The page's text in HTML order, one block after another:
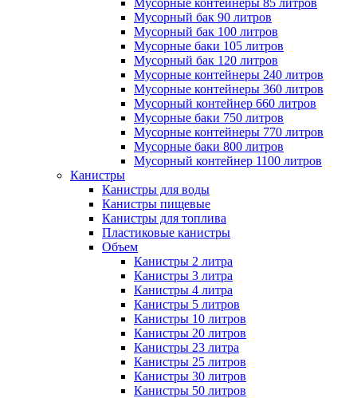
Мусорный бак 90 литров
Мусорный бак 100 литров
Мусорные баки 105 литров
Мусорный бак 120 литров
Мусорные контейнеры 240 литров
Мусорные контейнеры 360 литров
Мусорный контейнер 660 литров
Мусорные баки 750 литров
Мусорные контейнеры 770 литров
Мусорные баки 800 литров
Мусорный контейнер 1100 литров
Канистры
Канистры для воды
Канистры пищевые
Канистры для топлива
Пластиковые канистры
Объем
Канистры 2 литра
Канистры 3 литра
Канистры 4 литра
Канистры 5 литров
Канистры 10 литров
Канистры 20 литров
Канистры 23 литра
Канистры 25 литров
Канистры 30 литров
Канистры 50 литров